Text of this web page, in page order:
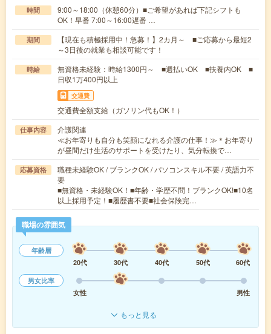
時間
9:00～18:00（休憩60分）■ご希望があれば下記シフトも
OK！早番 7:00～16:00遅番 …
期間
【現在も積極採用中！急募！】2カ月～ ■ご応募から最短2
～3日後の就業も相談可能です！
時給
無資格未経験：時給1300円～ ■週払いOK ■扶養内OK ■
日収1万400円以上
交通費
交通費全額支給（ガソリン代もOK！）
仕事内容
介護関連
≪お年寄りも自分も笑顔になれる介護の仕事！≫＊お年寄り
が昼間だけ生活のサポートを受けたり、気分転換で…
応募資格
職種未経験OK / ブランクOK / パソコンスキル不要 / 英語力不
要
■無資格・未経験OK！■年齢・学歴不問！ブランクOK!■10名
以上採用予定！■履歴書不要■社会保険完…
職場の雰囲気
年齢層
20代
30代 40代 50代
60代
男女比率
女性
男性
もっと見る